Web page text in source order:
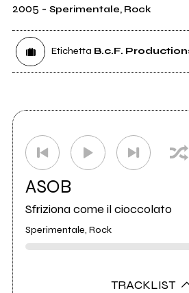
2005- Sperimentale, Rock
Etichetta B.c.F.
ASOB
Sfriziona come il cioccolato
Sperimentale, Rock
TRACKLIST